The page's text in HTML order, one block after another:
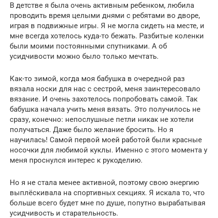
В детстве я была очень активным ребенком, любила
проводить время целыми днями с ребятами во дворе,
играя в подвижные игры. Я не могла сидеть на месте, и
мне всегда хотелось куда-то бежать. Разбитые коленки
были моими постоянными спутниками. А об
усидчивости можно было только мечтать.
Как-то зимой, когда моя бабушка в очередной раз
вязала носки для нас с сестрой, меня заинтересовало
вязание. И очень захотелось попробовать самой. Так
бабушка начала учить меня вязать. Это получилось не
сразу, конечно: непослушные петли никак не хотели
получаться. Даже было желание бросить. Но я
научилась! Самой первой моей работой были красные
носочки для любимой куклы. Именно с этого момента у
меня проснулся интерес к рукоделию.
Но я не стала менее активной, поэтому свою энергию
выплёскивала на спортивных секциях. Я искала то, что
больше всего будет мне по душе, попутно вырабатывая
усидчивость и старательность.